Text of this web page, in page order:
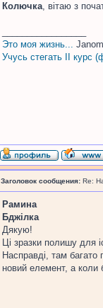
Колючка, вітаю з
Это моя жизнь...
Учусь стегать II курс
Заголовок сообщения: Re:
Рамина
Бджілка
Дякую!
Ці зразки полишу для
Насправді, там
новий елемент, а коли